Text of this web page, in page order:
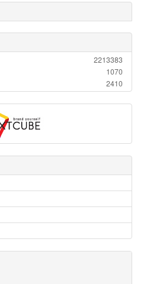
2213383
1070
2410